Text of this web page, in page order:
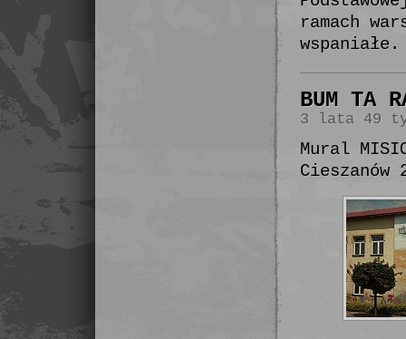
ramach
wspaniałe.
BUM TA
3 lata 49
Mural
Cieszanów